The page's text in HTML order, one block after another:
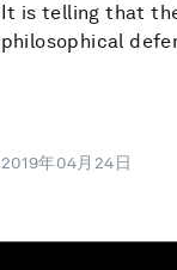
It is telling that
philosophical
2019年04月24日